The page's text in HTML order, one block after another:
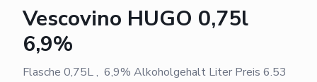
Vescovino HUGO 0,75l
6,9%
Flasche 0,75L , 6,9% Alkoholgehalt Liter Preis 6.53